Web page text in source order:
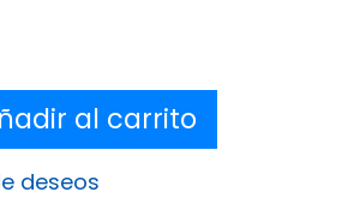
al carrito
deseos